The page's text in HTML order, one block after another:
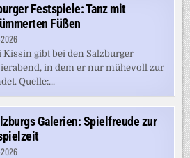
Festspiele: Tanz mit
Füßen
gibt bei den Salzburger
in dem er nur mühevoll zur
Quelle:...
Galerien: Spielfreude zur